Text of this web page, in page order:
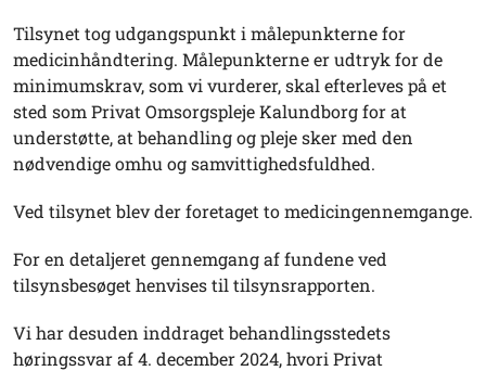
Tilsynet tog udgangspunkt i målepunkterne for
medicinhåndtering. Målepunkterne er udtryk for de
minimumskrav, som vi vurderer, skal efterleves på et
sted som Privat Omsorgspleje Kalundborg for at
understøtte, at behandling og pleje sker med den
nødvendige omhu og samvittighedsfuldhed.
Ved tilsynet blev der foretaget to medicingennemgange.
For en detaljeret gennemgang af fundene ved
tilsynsbesøget henvises til tilsynsrapporten.
Vi har desuden inddraget behandlingsstedets
høringssvar af 4. december 2024, hvori Privat